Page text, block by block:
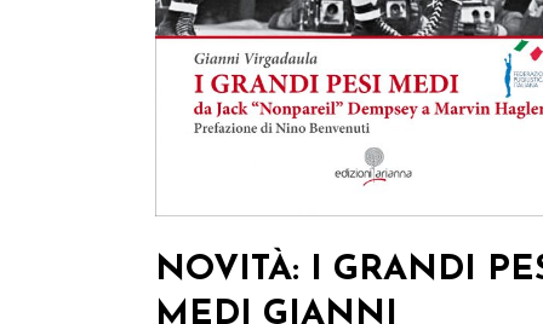
NOVITÀ: I GRANDI
MEDI GIANNI